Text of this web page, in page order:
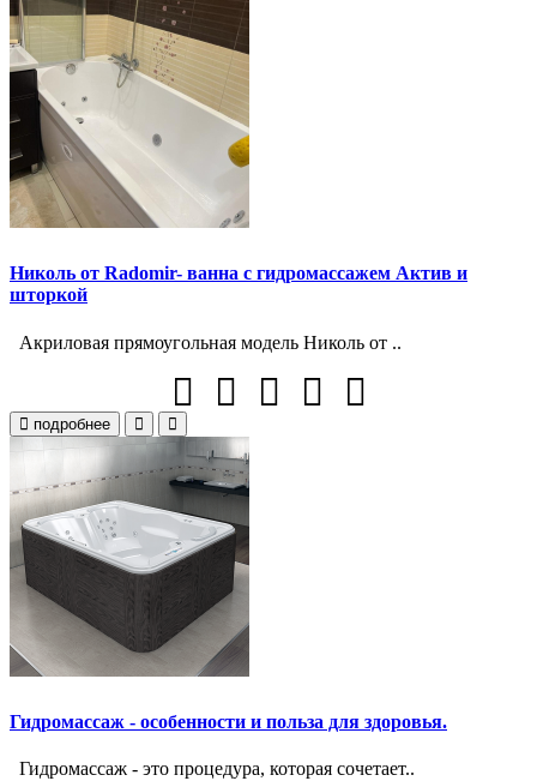
Николь от Radomir- ванна с гидромассажем Актив и
шторкой
Акриловая прямоугольная модель Николь от ..
подробнее
Гидромассаж - особенности и польза для здоровья.
Гидромассаж - это процедура, которая сочетает..